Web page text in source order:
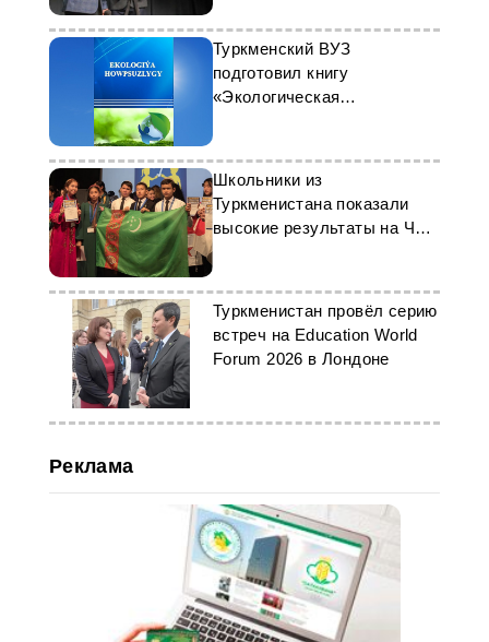
Туркменский ВУЗ
подготовил книгу
«Экологическая
Школьники из
Туркменистана показали
высокие результаты на ЧМ
по устному счёту
Туркменистан провёл серию
встреч на Education World
Forum 2026 в Лондоне
Реклама